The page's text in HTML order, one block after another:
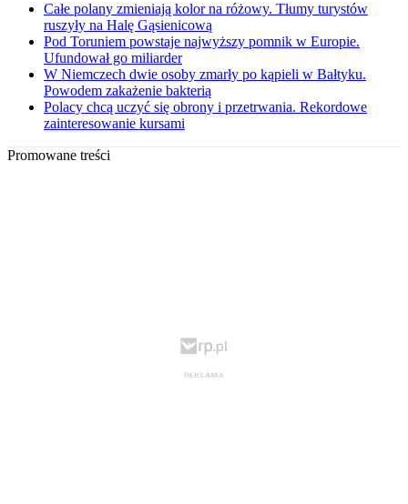
Całe polany zmieniają kolor na różowy. Tłumy turystów
ruszyły na Halę Gąsienicową
Pod Toruniem powstaje najwyższy pomnik w Europie.
Ufundował go miliarder
W Niemczech dwie osoby zmarły po kąpieli w Bałtyku.
Powodem zakażenie bakterią
Polacy chcą uczyć się obrony i przetrwania. Rekordowe
zainteresowanie kursami
Promowane treści